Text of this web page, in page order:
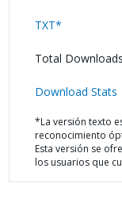
TXT*
Total
Download Stats
*La versión texto
reconocimiento
Esta versión se
los usuarios que